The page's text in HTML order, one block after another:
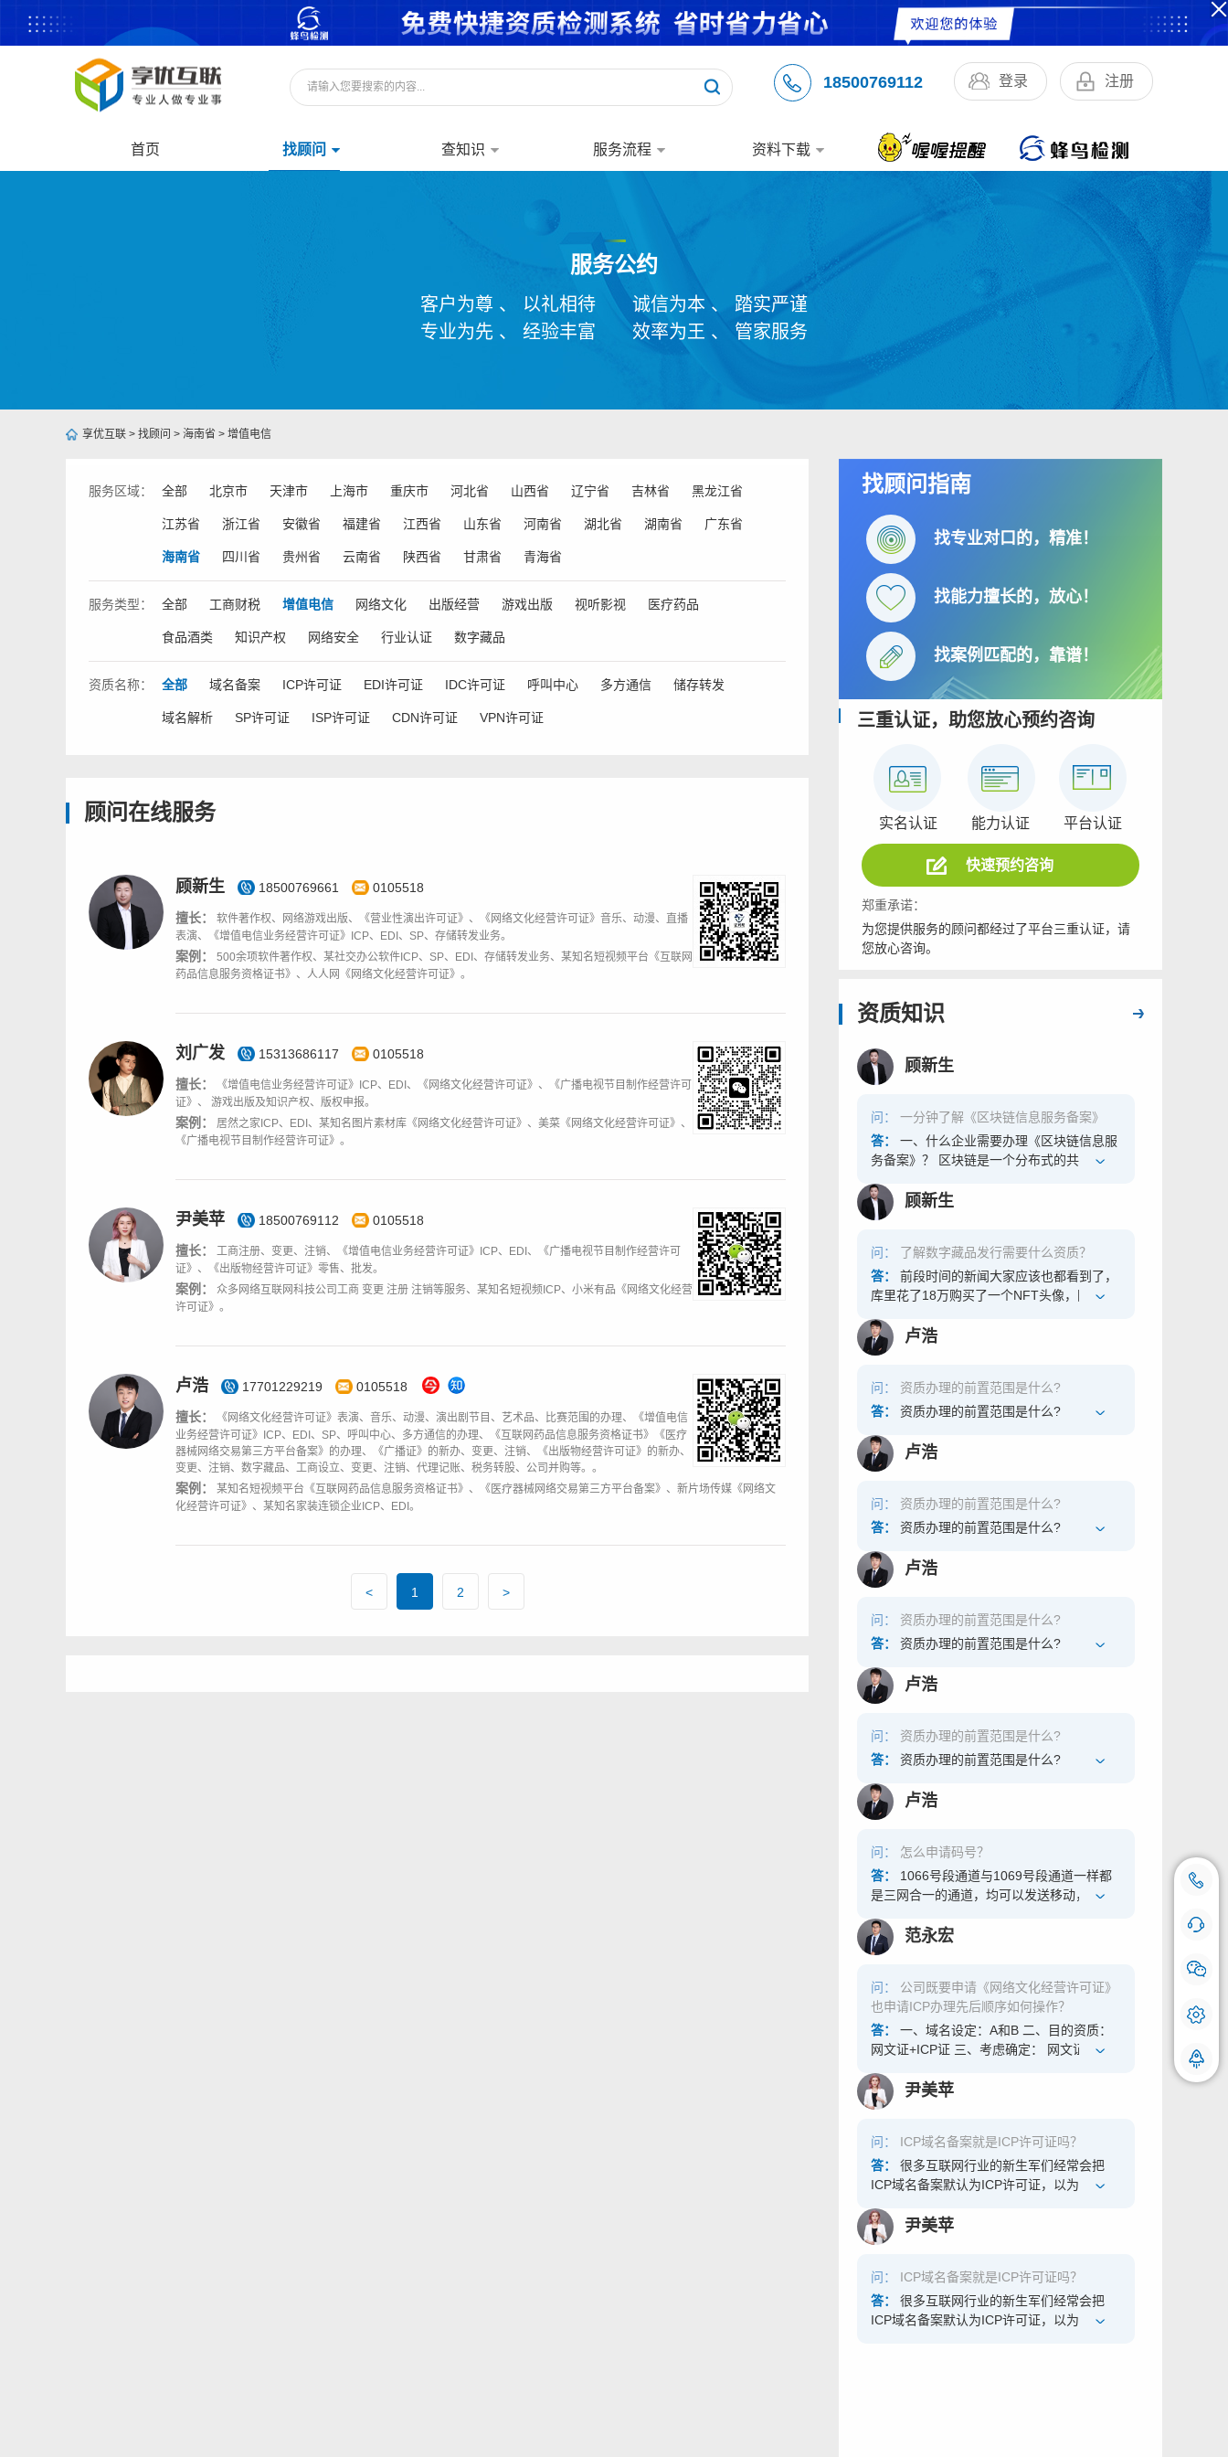
咨询热线：18500769112
我们会对您的号码严格保密，请放心使用。
18500769112 登录 注册
首页 找顾问 查知识 服务流程 资料下载
服务公约
客户为尊 、 以礼相待
诚信为本 、 踏实严谨
专业为先 、 经验丰富
效率为王 、 管家服务
享优互联 > 找顾问 > 海南省 > 增值电信
服务区域： 全部 北京市 天津市 上海市 重庆市 河北省 山西省 辽宁省 吉林省 黑龙江省
江苏省 浙江省 安徽省 福建省 江西省 山东省 河南省 湖北省 湖南省 广东省
海南省 四川省 贵州省 云南省 陕西省 甘肃省 青海省
服务类型： 全部 工商财税 增值电信 网络文化 出版经营 游戏出版 视听影视 医疗药品
食品酒类 知识产权 网络安全 行业认证 数字藏品
资质名称： 全部 域名备案 ICP许可证 EDI许可证 IDC许可证 呼叫中心 多方通信 储存转发
域名解析 SP许可证 ISP许可证 CDN许可证 VPN许可证
顾问在线服务
顾新生 18500769661 0105518
擅长：
软件著作权、网络游戏出版、《营业性演出许可证》、《网络文化经营许可证》音乐、动漫、直播
表演、《增值电信业务经营许可证》ICP、EDI、SP、存储转发业务。
案例：
500余项软件著作权、某社交办公软件ICP、SP、EDI、存储转发业务、某知名短视频平台《互联网
药品信息服务资格证书》、人人网《网络文化经营许可证》。
刘广发 15313686117 0105518
擅长：
《增值电信业务经营许可证》ICP、EDI、《网络文化经营许可证》、《广播电视节目制作经营许可
证》、 游戏出版及知识产权、版权申报。
案例：
居然之家ICP、EDI、某知名图片素材库《网络文化经营许可证》、美菜《网络文化经营许可证》、
《广播电视节目制作经营许可证》。
尹美苹 18500769112 0105518
擅长：
工商注册、变更、注销、《增值电信业务经营许可证》ICP、EDI、《广播电视节目制作经营许可
证》、《出版物经营许可证》零售、批发。
案例：
众多网络互联网科技公司工商 变更 注册 注销等服务、某知名短视频ICP、小米有品《网络文化经营
许可证》。
卢浩 17701229219 0105518
擅长：
《网络文化经营许可证》表演、音乐、动漫、演出剧节目、艺术品、比赛范围的办理、《增值电信
业务经营许可证》ICP、EDI、SP、呼叫中心、多方通信的办理、《互联网药品信息服务资格证书》《医疗
器械网络交易第三方平台备案》的办理、《广播证》的新办、变更、注销、《出版物经营许可证》的新办、
变更、注销、数字藏品、工商设立、变更、注销、代理记账、税务转股、公司并购等。。
案例：
某知名短视频平台《互联网药品信息服务资格证书》、《医疗器械网络交易第三方平台备案》、新片场传媒《网络文
化经营许可证》、某知名家装连锁企业ICP、EDI。
< 1 2 >
找顾问指南
找专业对口的，精准！
找能力擅长的，放心！
找案例匹配的，靠谱！
三重认证，助您放心预约咨询
实名认证 能力认证 平台认证
快速预约咨询
郑重承诺：
为您提供服务的顾问都经过了平台三重认证，请
您放心咨询。
资质知识
顾新生
问：
一分钟了解《区块链信息服务备案》
答：
一、什么企业需要办理《区块链信息服
务备案》？ 区块链是一个分布式的共享账本
留痕、可以追溯、集体维护、公开透明等特
点。只要企业经营业务是基于区块链技术或
向社会公众提供信息服务的企业，都需要做
区块链信息服务备案。 二、具体操作流程
1、材料准备：准备个人相关证件/企业相关
息、企业产品介绍、单位公章、材料真实性
声明文件（附件官网提供）等。 2、首次进
进入备案系统网站（网址：
https://bcbeian.ifcert.cn/）。填写备案信息
信息，并设置密码。为防止影响备案申请和
正常接收通知，请如实填写注册信息。注册
首次备案登记详细步骤选择“备案信息登记”
选项，然后依次填写申请主体信息——负责
程 4、申请主体性质和证件类型。（只能上
传jpg/png格式图片，单个图片大小不能超过
息后，进入下一个负责人信息页面，需要提
供负责人/法定代表人姓名、办公室号码、证
证件附件等。 负责人信息界面 6、按照相应
信息如实填写。 服务信息界面 7、提交完成
待材料审核。 a) 材料齐全的，在二十个工作
日内予以备案，发放备案编号，并通过区块
息； b) 材料不齐全的，不予备案，在二十个
工作日内通知备案人并说明理由。
顾新生
问：
了解数字藏品发行需要什么资质？
答：
前段时间的新闻大家应该也都看到了，
库里花了18万购买了一个NFT头像，国内也
如果也想卖这种数字藏品我们需要办理什么
资质呢？今天我就给大家讲讲相关资质。
品是通过 NFT技术发行的非同质化数字资
产，具有唯一性和不可复制性。简单来说，
过 NFT 技术形成的数字资产则属于个人所
有，所以具有稀缺性。数字藏品的崛起得益
字艺术品的可信存证，每一个 NFT 作品都映
射着特定区块链上的唯一序列号，不可篡改
可信。再通过技术进行确权，让用户可以直
接在小程序购买、鉴赏与分享，从而让更多
存、随时鉴赏分享的收藏。 在元宇宙和数字
藏品领域，区块链作为一种新型的信息技
改等特性，能够为数字文创作品的版权保护
提供高效解决方案。其中，非同质化通证
用了区块链技术的新型数字作品权属凭证，
通过将文创作品的权属存储在去中心化的区
特性，让创造者更便捷地实现作品的确权，
并对作品的权属转移和使用过程进行跟踪追
难、版权追溯难、维权取证难等方面的痛
点，进一步规范数字文创版权保护，激发数
字内容市场活力。 作为数字藏品发售平台对
务备案》，再者，发售平台运营过程中还需
具备《艺术品经营单位备案》和《增值电信
入驻审核_增值电信业务_ICP_网络文化_数
字藏品_商务咨询_资质办理服务 二、《艺术
品经营单位备案》怎么申请？ 《艺术品经营
单位备案》申请通过省市级政务服务网站可
异，以北京地区举例： 该业务属于区县级
“文化和旅游局”批准，如北京市海淀区文化
和所需材料等。 三、《艺术品经营单位备
案》申请需要什么材料？ 1. 艺术品经营单位
备案登记表。 2. 法定代表人身份证明。 3.
承诺书。 5. 委托授权书。 享优互联-电商入
驻审核_增值电信业务_ICP_网络文化_数字
经营单位备案》还有什么作用？ 《艺术品经
营单位备案》除了可以做数字藏品外还可以
做下列业务：绘画作品、书法篆刻作品、雕
卢浩
问：
资质办理的前置范围是什么?
答：
资质办理的前置范围是什么?
卢浩
问：
资质办理的前置范围是什么?
答：
资质办理的前置范围是什么?
卢浩
问：
资质办理的前置范围是什么?
答：
资质办理的前置范围是什么?
卢浩
问：
资质办理的前置范围是什么?
答：
资质办理的前置范围是什么?
卢浩
问：
怎么申请码号？
答：
1066号段通道与1069号段通道一样都
是三网合一的通道，均可以发送移动，联
1066码号为经营性短消息类服务，1069码号
为非经营性短消息类服务。 什么是经营性短
性短消息类服务，也叫做代扣费业务，主要
使用场景是手机用户上行短信。手机用户向
该号段的短信号码上行短信之后，运营商会
收取1毛钱一条的短信费用外，另外还可能被
行短信竞猜哪支球队获胜，一般是1短信扣费
1元。非经营性短消息类服务主要是用于企业
送短信的企业收取短信费用，手机用户接收
短信是免费的。同时手机用户回复短信只被
收取1毛钱一条的短信费用。 1065和1069号
1066经营性全网码号(“经营性短消息类服
务”)向用户提供的短消息类服务除了收取通
消息类服务的提供者须取得相应的增值电信
业务经营许可证。根据提供的地域范围的不
同，分为省内经营性短消息服务以及跨省/全
范永宏
问：
公司既要申请《网络文化经营许可证》
也申请ICP办理先后顺序如何操作？
答：
一、域名设定：A和B 二、目的资质：
网文证+ICP证 三、考虑确定： 网文证是互
接申请ICP证，要求办理ICP的前置资质为对
应网站业务的网文证。 四、可行性方案： 方
后，再用A域名办理ICP证。（整体时间约3
个月） 优点：公司的2个资质中域名统一，
都是A域名；只需要建设一个网站即可。 缺
顺序，办理周期长。 方案2： A域名办理网
文证，B域名办理ICP证，2个资质同步办
快，同步进行，互不影响，公司资质快速齐
全。 缺点：需要建设2个网站；2个资质中的
域名不对应，后期可能还需要做域名的变
尹美苹
问：
ICP域名备案就是ICP许可证吗？
答：
很多互联网行业的新生军们经常会把
ICP域名备案默认为ICP许可证，以为备案了
国内所有的网站都要获得一个入网许可，即
ICP域名备案,但如果网站涉及收费或者其他
尹美苹
问：
ICP域名备案就是ICP许可证吗？
答：
很多互联网行业的新生军们经常会把
ICP域名备案默认为ICP许可证，以为备案了